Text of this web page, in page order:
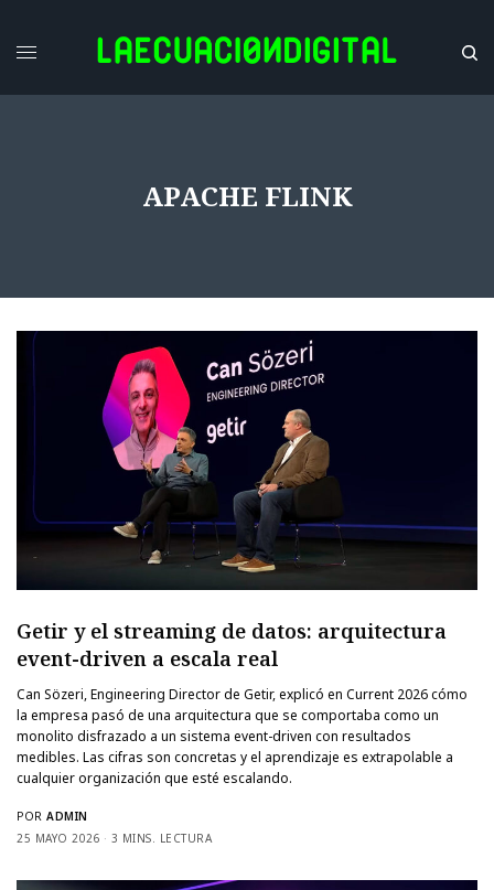
APACHE FLINK
Getir y el streaming de datos: arquitectura
event-driven a escala real
Can Sözeri, Engineering Director de Getir, explicó en Current 2026 cómo
la empresa pasó de una arquitectura que se comportaba como un
monolito disfrazado a un sistema event-driven con resultados
medibles. Las cifras son concretas y el aprendizaje es extrapolable a
cualquier organización que esté escalando.
POR ADMIN
25 MAYO 2026
3 MINS. LECTURA